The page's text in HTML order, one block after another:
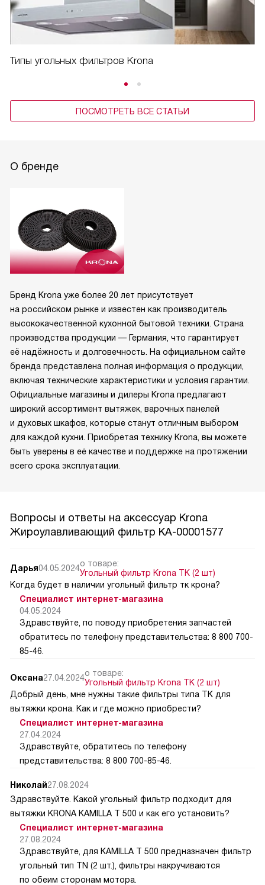
Типы угольных фильтров Krona
ПОСМОТРЕТЬ ВСЕ СТАТЬИ
О бренде
Бренд Krona уже более 20 лет присутствует
на российском рынке и известен как производитель
высококачественной кухонной бытовой техники. Страна
производства продукции — Германия, что гарантирует
её надёжность и долговечность. На официальном сайте
бренда представлена полная информация о продукции,
включая технические характеристики и условия гарантии.
Официальные магазины и дилеры Krona предлагают
широкий ассортимент вытяжек, варочных панелей
и духовых шкафов, которые станут отличным выбором
для каждой кухни. Приобретая технику Krona, вы можете
быть уверены в её качестве и поддержке на протяжении
всего срока эксплуатации.
Вопросы и ответы на аксессуар Krona
Жироулавливающий фильтр КА-00001577
Дарья04.05.2024о товаре:
Угольный фильтр Krona TK (2 шт)
Когда будет в наличии угольный фильтр тк крона?
Специалист интернет-магазина
04.05.2024
Здравствуйте, по поводу приобретения запчастей
обратитесь по телефону представительства: 8 800 700-
85-46.
Оксана27.04.2024о товаре:
Угольный фильтр Krona TK (2 шт)
Добрый день, мне нужны такие фильтры типа ТК для
вытяжки крона. Как и где можно приобрести?
Специалист интернет-магазина
27.04.2024
Здравствуйте, обратитесь по телефону
представительства: 8 800 700-85-46.
Николай27.08.2024
Здравствуйте. Какой угольный фильтр подходит для
вытяжки KRONA KAMILLA T 500 и как его установить?
Специалист интернет-магазина
27.08.2024
Здравствуйте, для KAMILLA T 500 предназначен фильтр
угольный тип TN (2 шт.), фильтры накручиваются
по обеим сторонам мотора.